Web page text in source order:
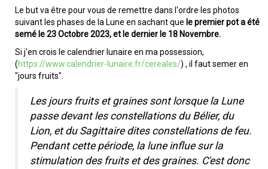
Le but va être pour vous de remettre dans l'ordre les photos
suivant les phases de la Lune en sachant que le premier pot a été
semé le 23 Octobre 2023, et le dernier le 18 Novembre.
Si j'en crois le calendrier lunaire en ma possession,
(https://www.calendrier-lunaire.fr/cereales/) , il faut semer en
"jours fruits".
Les jours fruits et graines sont lorsque la Lune
passe devant les constellations du Bélier, du
Lion, et du Sagittaire dites constellations de feu.
Pendant cette période, la lune influe sur la
stimulation des fruits et des graines. C'est donc